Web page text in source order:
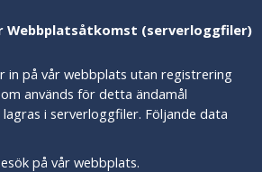
Webbplatsåtkomst (serverloggfiler)
in på vår webbplats utan registrering
används för detta ändamål
i serverloggfiler. Följande data
på vår webbplats.